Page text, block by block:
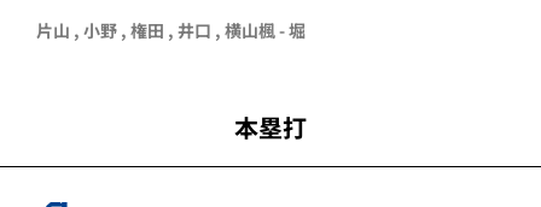
片山 , 小野 , 権田 , 井口 , 横山楓-堀
本塁打